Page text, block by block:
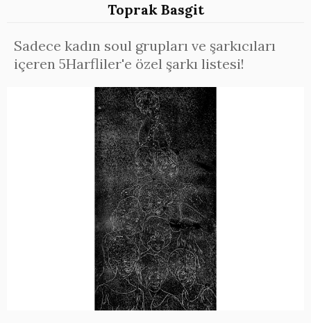
Toprak Basgit
Sadece kadın soul grupları ve şarkıcıları
içeren 5Harfliler'e özel şarkı listesi!